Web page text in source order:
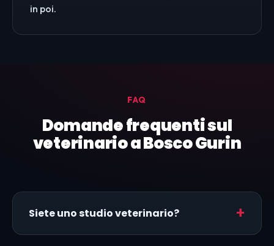
in poi.
FAQ
Domande frequenti sul
veterinario a Bosco Gurin
Siete uno studio veterinario?